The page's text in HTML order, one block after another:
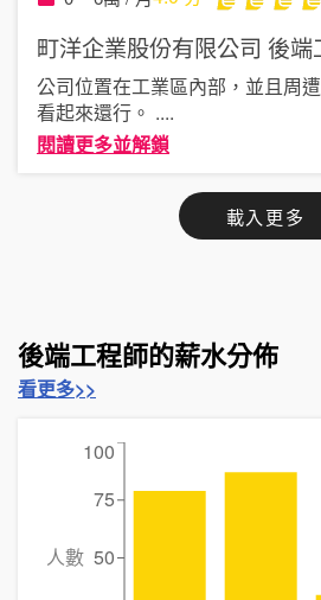
町洋企業股份有限公司 後端
公司位置在工業區內部，並且周
看起來還行。 ....
閱讀更多並解鎖
載入更多
後端工程師的薪水分佈
看更多>>
50
75
100
人數